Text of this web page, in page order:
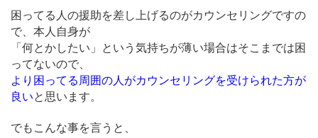
困ってる人の援助を差し上げるのがカウンセリングですの
で、本人自身が
「何とかしたい」という気持ちが薄い場合はそこまでは困
ってないので、
より困ってる周囲の人がカウンセリングを受けられた方が
良いと思います。
でもこんな事を言うと、